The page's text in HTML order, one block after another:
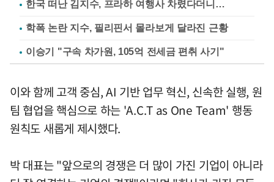
한국 떠난 김지수, 프라하 여행사 차렸다더니…
학폭 논란 지수, 필리핀서 몰라보게 달라진 근황
이승기 "구속 차가원, 105억 전세금 편취 사기"
이와 함께 고객 중심, AI 기반 업무 혁신, 신속한 실행, 원
팀 협업을 핵심으로 하는 'A.C.T as One Team' 행동
원칙도 새롭게 제시했다.
박 대표는 "앞으로의 경쟁은 더 많이 가진 기업이 아니라